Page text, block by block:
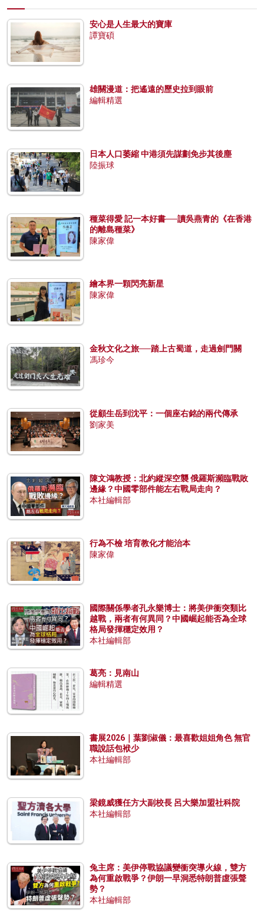
安心是人生最大的寶庫
譚寶碩
雄關漫道：把遙遠的歷史拉到眼前
編輯精選
日本人口萎縮 中港須先謀劃免步其後塵
陸振球
種菜得愛 記一本好書──讀吳燕青的《在香港
的離島種菜》
陳家偉
繪本界一顆閃亮新星
陳家偉
金秋文化之旅──踏上古蜀道，走過劍門關
馮珍今
從顧生岳到沈平：一個座右銘的兩代傳承
劉家美
陳文鴻教授：北約縱深空襲 俄羅斯瀕臨戰敗
邊緣？中國零部件能左右戰局走向？
本社編輯部
行為不檢 培育教化才能治本
陳家偉
國際關係學者孔永樂博士：將美伊衝突類比
越戰，兩者有何異同？中國崛起能否為全球
格局發揮穩定效用？
本社編輯部
葛亮：見南山
編輯精選
書展2026｜葉劉淑儀：最喜歡姐姐角色 無官
職說話包袱少
本社編輯部
梁鏡威獲任方大副校長 呂大樂加盟社科院
本社編輯部
兔主席：美伊停戰協議變衝突導火線，雙方
為何重啟戰爭？伊朗一早洞悉特朗普虛張聲
勢？
本社編輯部